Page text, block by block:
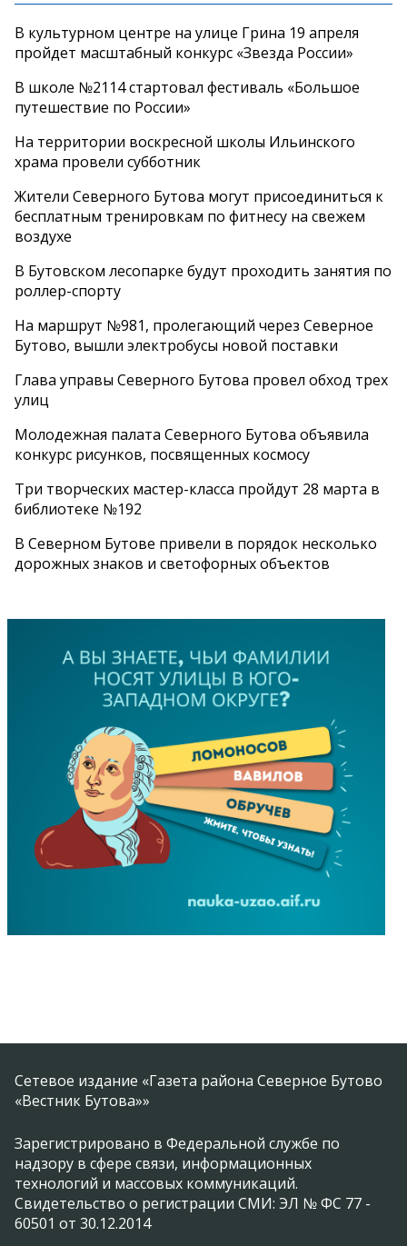
В культурном центре на улице Грина 19 апреля
пройдет масштабный конкурс «Звезда России»
В школе №2114 стартовал фестиваль «Большое
путешествие по России»
На территории воскресной школы Ильинского
храма провели субботник
Жители Северного Бутова могут присоединиться к
бесплатным тренировкам по фитнесу на свежем
воздухе
В Бутовском лесопарке будут проходить занятия по
роллер-спорту
На маршрут №981, пролегающий через Северное
Бутово, вышли электробусы новой поставки
Глава управы Северного Бутова провел обход трех
улиц
Молодежная палата Северного Бутова объявила
конкурс рисунков, посвященных космосу
Три творческих мастер-класса пройдут 28 марта в
библиотеке №192
В Северном Бутове привели в порядок несколько
дорожных знаков и светофорных объектов
Сетевое издание «Газета района Северное Бутово
«Вестник Бутова»»
Зарегистрировано в Федеральной службе по
надзору в сфере связи, информационных
технологий и массовых коммуникаций.
Свидетельство о регистрации СМИ: ЭЛ № ФС 77 -
60501 от 30.12.2014